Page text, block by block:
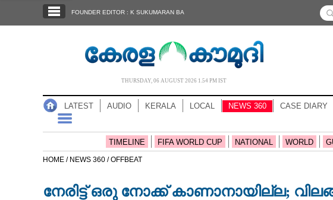
NOTIFIED NEWS
FOUNDER EDITOR : K SUKUMARAN BA
THURSDAY, 06 AUGUST 2026 1.54 PM IST
LATEST AUDIO KERALA LOCAL NEWS 360 CASE DIARY
TIMELINE FIFA WORLD CUP NATIONAL WORLD
HOME / NEWS 360 /OFFBEAT
നേരിട്ട് ഒരു നോക്ക് കാണാനായില്ല;